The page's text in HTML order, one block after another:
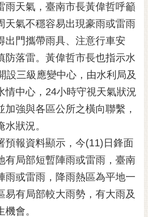
雨天氣，臺南市長黃偉哲呼籲
天氣不穩容易出現豪雨或雷雨
出門攜帶雨具、注意行車安
防落雷。黃偉哲市長也指示水
設三級應變中心，由水利局及
情中心，24小時守視天氣狀況
加強與各區公所之橫向聯繫，
狀況。
預報資料顯示，今(11)日鋒面
有局部短暫陣雨或雷雨，臺南
雨或雷雨，降雨熱區為平地一
易有局部較大雨勢，有大雨及
會。